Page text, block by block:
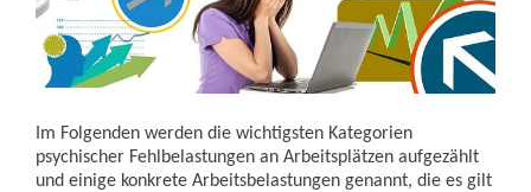
Im Folgenden werden die wichtigsten Kategorien
psychischer Fehlbelastungen an Arbeitsplätzen aufgezählt
und einige konkrete Arbeitsbelastungen genannt, die es gilt